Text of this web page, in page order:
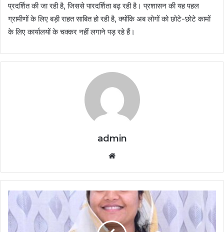
प्रदर्शित की जा रही है, जिससे पारदर्शिता बढ़ रही है। प्रशासन की यह पहल
ग्रामीणों के लिए बड़ी राहत साबित हो रही है, क्योंकि अब लोगों को छोटे-छोटे कामों
के लिए कार्यालयों के चक्कर नहीं लगाने पड़ रहे हैं।
admin